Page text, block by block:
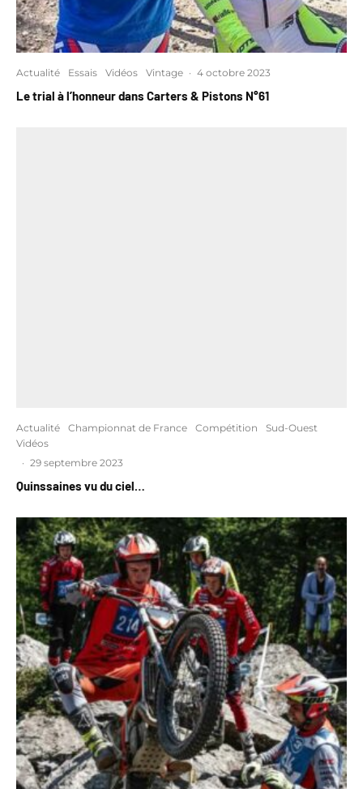
Actualité Essais Vidéos Vintage · 4 octobre 2023
Le trial à l’honneur dans Carters & Pistons N°61
Actualité Championnat de France Compétition
Sud-Ouest
Vidéos
· 29 septembre 2023
Quinssaines vu du ciel…